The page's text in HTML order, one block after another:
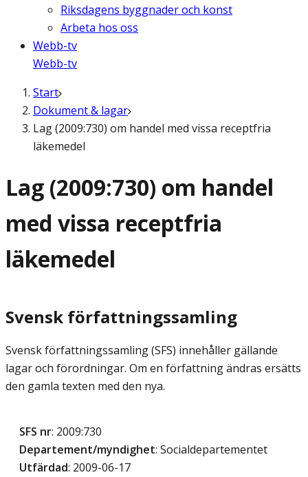
Riksdagens byggnader och konst
Arbeta hos oss
Webb-tv
Webb-tv
Start
Dokument & lagar
Lag (2009:730) om handel med vissa receptfria
läkemedel
Lag (2009:730) om handel
med vissa receptfria
läkemedel
Svensk författningssamling
Svensk författningssamling (SFS) innehåller gällande
lagar och förordningar. Om en författning ändras ersätts
den gamla texten med den nya.
SFS nr: 2009:730
Departement/myndighet: Socialdepartementet
Utfärdad: 2009-06-17